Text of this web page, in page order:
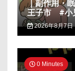
｜副作用・
王子市 #小
2026年8月7日
0 Minutes